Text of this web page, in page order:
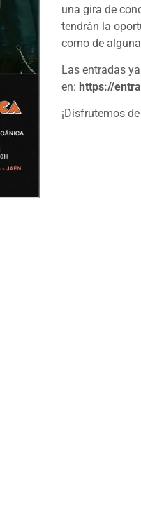
una gira de
tendrán la
como de
Las entradas
en:https://
¡Disfrutemos